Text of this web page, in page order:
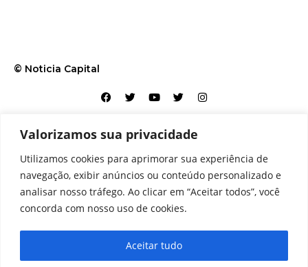
Valorizamos sua privacidade
Utilizamos cookies para aprimorar sua experiência de
navegação, exibir anúncios ou conteúdo personalizado e
analisar nosso tráfego. Ao clicar em “Aceitar todos”, você
concorda com nosso uso de cookies.
Aceitar tudo
© Noticia Capital
Contato Home Aviso legal Configurações de cookies
Equipe Perfil Política de cookies Serviços